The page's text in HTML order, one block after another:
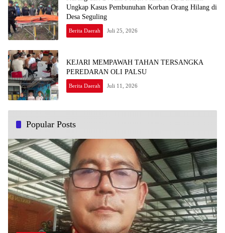
Ungkap Kasus Pembunuhan Korban Orang Hilang di
Desa Seguling
Berita Daerah Juli 25, 2026
KEJARI MEMPAWAH TAHAN TERSANGKA
PEREDARAN OLI PALSU
Berita Daerah Juli 11, 2026
Popular Posts